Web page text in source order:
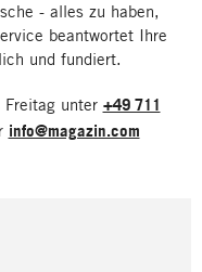
- alles zu haben,
beantwortet Ihre
und fundiert.
Freitag unter +49 711
info@magazin.com